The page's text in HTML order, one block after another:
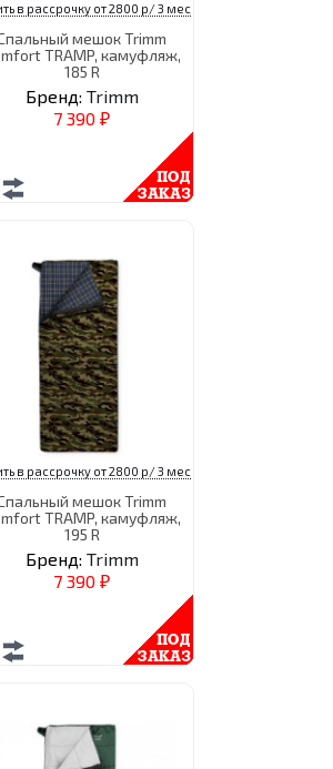
в рассрочку от 2800 р/ 3 мес
мешок Trimm
TRAMP, камуфляж,
185 R
Бренд: Trimm
7 390 ₽
в рассрочку от 2800 р/ 3 мес
мешок Trimm
TRAMP, камуфляж,
195 R
Бренд: Trimm
7 390 ₽